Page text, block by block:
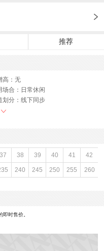
推荐
高：无
场合：日常休闲
划分：线下同步
材质：橡胶底
：杏色
元素：纯色
标准尺码：36码
方式：套脚
季节：冬季
分类：时装靴
材质：牛皮革
鞋长(女)：24CM
特征：软面皮
37 38 39 40 41 42
240 245 250 255 260
时售价。